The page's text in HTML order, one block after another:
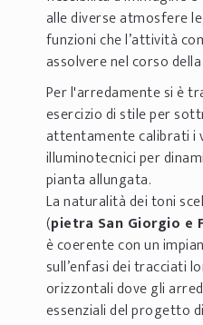
alle diverse atmosfere
funzioni che l’attività
assolvere nel corso
Per l'arredamente si è
esercizio di stile per
attentamente calibrati i
illuminotecnici per
pianta allungata.
La naturalità dei toni
(pietra San Giorgio e
è coerente con un
sull’enfasi dei tracciati
orizzontali dove gli
essenziali del progetto